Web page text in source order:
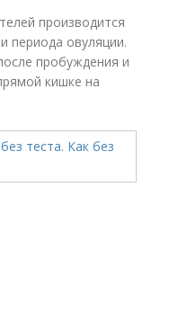
производится
периода овуляции.
пробуждения и
кишке на